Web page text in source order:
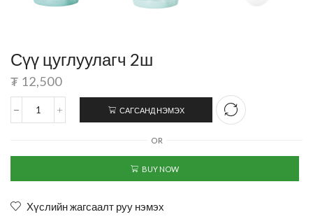
Сүү цуглуулагч 2ш
₮ 12,500
САГСАНД НЭМЭХ
OR
BUY NOW
Хүслийн жагсаалт руу нэмэх